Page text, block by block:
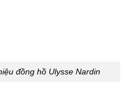
đồng hồ Ulysse Nardin